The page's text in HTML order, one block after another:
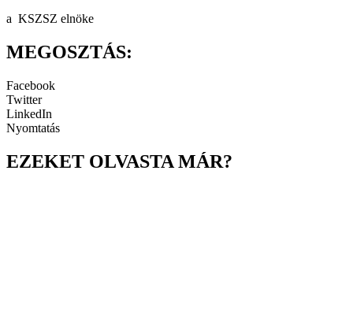
a KSZSZ elnöke
MEGOSZTÁS:
Facebook
Twitter
LinkedIn
Nyomtatás
EZEKET OLVASTA MÁR?